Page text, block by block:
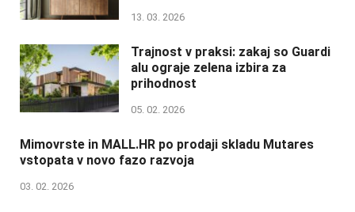
13. 03. 2026
Trajnost v praksi: zakaj so Guardi
alu ograje zelena izbira za
prihodnost
05. 02. 2026
Mimovrste in MALL.HR po prodaji skladu Mutares
vstopata v novo fazo razvoja
03. 02. 2026